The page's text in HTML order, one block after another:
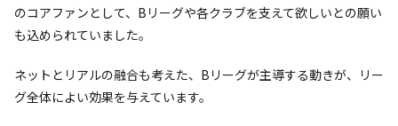
のコアファンとして、Bリーグや各クラブを支えて欲しいとの願い
も込められていました。
ネットとリアルの融合も考えた、Bリーグが主導する動きが、リー
グ全体によい効果を与えています。